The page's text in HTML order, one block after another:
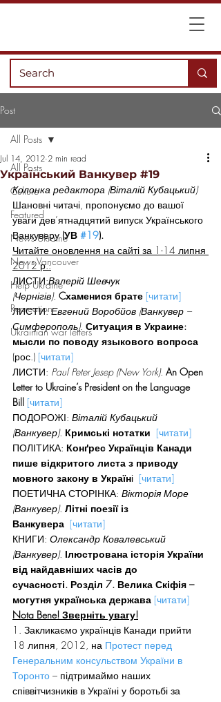
Post
All Posts
Culture
Featured
News Ukraine
News Vancouver
Help Ukraine
Recreation
Ukrainian war letters
All Posts
Український Ванкувер #19
Jul 14, 2012 2 min read
Колонка редактора (Віталій Кубацький)
Шановні читачі, пропонуємо до вашої
уваги дев’ятнадцятий випуск Українського
Ванкуверу (УВ #19).
Читайте оновлення на сайті за 1-14 липня
2012 р.:
ЛИСТИ:Валерій Шевчук
(Чернігів). Cхаменися брате [читати]
ЛИСТИ: Евгений Воробйов (Ванкувер –
Симферополь). Ситуация в Украине:
мысли по поводу языкового вопроса
(рос.) [читати]
ЛИСТИ: Paul Peter Jesep (New York). An Open
Letter to Ukraine’s President on the Language
Bill [читати]
ПОДОРОЖІ: Віталій Кубацький
(Ванкувер). Кримські нотатки [читати]
ПОЛІТИКА: Конґрес Українців Канади
пише відкритого листа з приводу
мовного закону в Україні [читати]
ПОЕТИЧНА СТОРІНКА: Вікторія Море
(Ванкувер). Літні поезії із
Ванкувера [читати]
КНИГИ: Олександр Ковалевський
(Ванкувер). Ілюстрована історія України
від найдавніших часів до
сучасності. Розділ 7. Велика Скіфія –
могутня українська держава [читати]
Nota Bene! Зверніть увагу!
1. Закликаємо українців Канади прийти
18 липня, 2012, на Протест перед
Генеральним консульством України в
Торонто – підтримаймо наших
співвітчизників в Україні у боротьбі за